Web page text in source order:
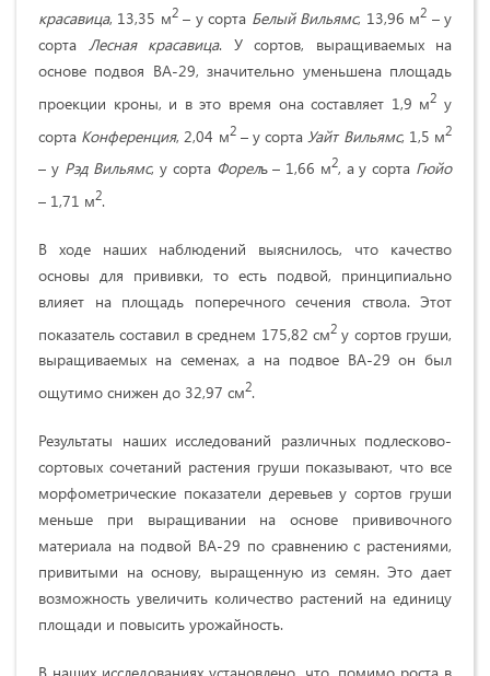
красавица, 13,35 м2– у сорта Белый Вильямс, 13,96 м2 – у
сорта Лесная красавица. У сортов, выращиваемых на
основе подвоя ВА-29, значительно уменьшена площадь
проекции кроны, и в это время она составляет 1,9 м2 у
сорта Конференция, 2,04 м2– у сорта Уайт Вильямс, 1,5 м2
– у Рэд Вильямс, у сорта Форель – 1,66 м2, а у сорта Гюйо
– 1,71 м2.
В ходе наших наблюдений выяснилось, что качество
основы для прививки, то есть подвой, принципиально
влияет на площадь поперечного сечения ствола. Этот
показатель составил в среднем 175,82 см2у сортов груши,
выращиваемых на семенах, а на подвое ВА-29 он был
ощутимо снижен до 32,97 см2.
Результаты наших исследований различных подлесково-
сортовых сочетаний растения груши показывают, что все
морфометрические показатели деревьев у сортов груши
меньше при выращивании на основе прививочного
материала на подвой ВА-29 по сравнению с растениями,
привитыми на основу, выращенную из семян. Это дает
возможность увеличить количество растений на единицу
площади и повысить урожайность.